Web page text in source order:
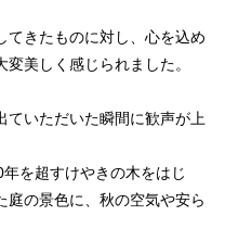
てきたものに対し、心を込め
美しく感じられました。
ていただいた瞬間に歓声が上
を超すけやきの木をはじ
庭の景色に、秋の空気や安ら